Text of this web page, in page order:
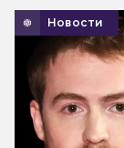
Новости